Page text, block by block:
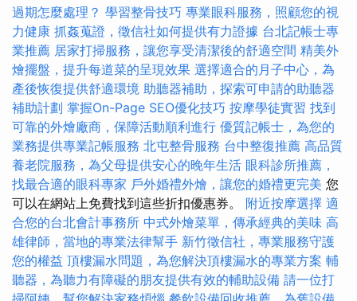
過期怎麼處理？ 學習整骨技巧 專業眼科服務，照顧您的視
力健康 抓姦蒐證，徵信社如何提供有力證據 台北記帳士專
業推薦 居家打掃服務，讓您享受清潔後的舒適空間 精美外
燴擺盤，提升每道菜的呈現效果 選擇適合的月子中心，為
產後恢復提供舒適環境 助聽器補助，探索可申請的助聽器
補助計劃 掌握On-Page SEO優化技巧 按摩學徒實習 找到
可靠的外燴廠商，保障活動順利進行 優質記帳士，為您的
業務提供專業記帳服務 北屯整骨服務 台中整復推薦 高品質
養老院服務，為父母提供安心的晚年生活 眼科診所推薦，
找最合適的眼科專家 戶外婚禮外燴，讓您的婚禮更完美 您
可以在網站上免費找到這些折扣優惠券。 附近按摩選擇 適
合您的台北會計事務所 中式外燴菜單，傳承經典的美味 高
雄律師，當地的專業法律幫手 新竹徵信社，專業服務守護
您的權益 頂樓漏水問題，為您解決頂樓漏水的專業方案 輔
聽器，為聽力有障礙的朋友提供有效的輔助設備 請一位打